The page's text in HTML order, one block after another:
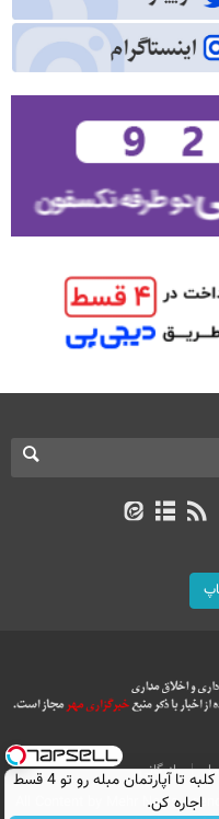
بازرگانی
All Content by Mehr News
اجاره‌ قسطی ویلا! از کلبه تا آپارتمان مبله رو تو 4 قسط
اجاره کن.